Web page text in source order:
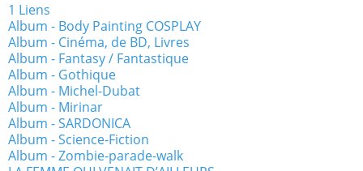
1 Liens
Album - Body Painting COSPLAY
Album - Cinéma, de BD, Livres
Album - Fantasy / Fantastique
Album - Gothique
Album - Michel-Dubat
Album - Mirinar
Album - SARDONICA
Album - Science-Fiction
Album - Zombie-parade-walk